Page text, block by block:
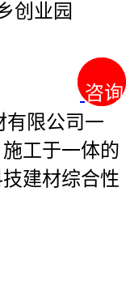
咨询
咨询
创业园
有限公司一
工于一体的
建材综合性